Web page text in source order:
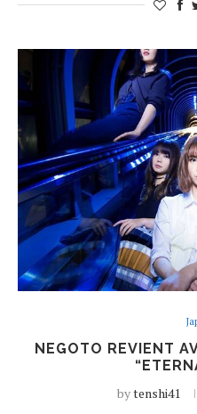
NEGOTO REVIENT
bytenshi41